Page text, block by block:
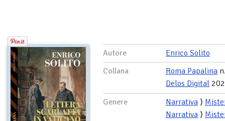
Autore
Enrico Solito
Collana
Roma Papalina
Delos Digital
Genere
Narrativa ⟩
Narrativa ⟩